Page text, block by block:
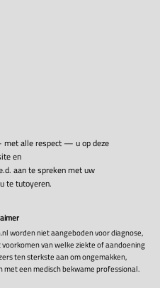
met alle respect — u op deze
en
aan te spreken met uw
te tutoyeren.
worden niet aangeboden voor diagnose,
van welke ziekte of aandoening
ten sterkste aan om ongemakken,
een medisch bekwame professional.